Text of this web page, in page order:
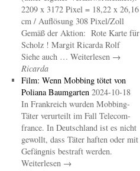
2209 x 3172 Pixel = 18,22 x 26,16
cm / Auflösung 308 Pixel/Zoll
Gemäß der Aktion: Rote Karte für
Scholz ! Margit Ricarda Rolf
Siehe auch … Weiterlesen →
Ricarda
Film: Wenn Mobbing tötet von
Poliana Baumgarten 2024-10-18
In Frankreich wurden Mobbing-
Täter verurteilt im Fall Telecom-
france. In Deutschland ist es nicht
gewollt, dass Täter haften oder mit
Gefängnis bestraft werden.
Weiterlesen →